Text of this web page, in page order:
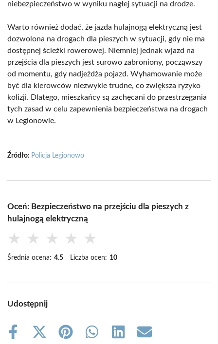
niebezpieczeństwo w wyniku nagłej sytuacji na drodze.
Warto również dodać, że jazda hulajnogą elektryczną jest
dozwolona na drogach dla pieszych w sytuacji, gdy nie ma
dostępnej ścieżki rowerowej. Niemniej jednak wjazd na
przejścia dla pieszych jest surowo zabroniony, począwszy
od momentu, gdy nadjeżdża pojazd. Wyhamowanie może
być dla kierowców niezwykle trudne, co zwiększa ryzyko
kolizji. Dlatego, mieszkańcy są zachęcani do przestrzegania
tych zasad w celu zapewnienia bezpieczeństwa na drogach
w Legionowie.
Źródło: Policja Legionowo
Oceń: Bezpieczeństwo na przejściu dla pieszych z
hulajnogą elektryczną
★ ★ ★ ★ ★
Średnia ocena: 4.5 Liczba ocen: 10
Udostępnij
Share
Share
Share
Share
Share
Share